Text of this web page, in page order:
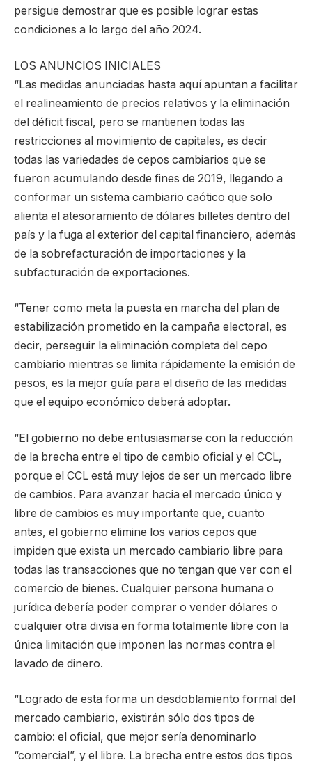
persigue demostrar que es posible lograr estas
condiciones a lo largo del año 2024.
LOS ANUNCIOS INICIALES
“Las medidas anunciadas hasta aquí apuntan a facilitar
el realineamiento de precios relativos y la eliminación
del déficit fiscal, pero se mantienen todas las
restricciones al movimiento de capitales, es decir
todas las variedades de cepos cambiarios que se
fueron acumulando desde fines de 2019, llegando a
conformar un sistema cambiario caótico que solo
alienta el atesoramiento de dólares billetes dentro del
país y la fuga al exterior del capital financiero, además
de la sobrefacturación de importaciones y la
subfacturación de exportaciones.
“Tener como meta la puesta en marcha del plan de
estabilización prometido en la campaña electoral, es
decir, perseguir la eliminación completa del cepo
cambiario mientras se limita rápidamente la emisión de
pesos, es la mejor guía para el diseño de las medidas
que el equipo económico deberá adoptar.
“El gobierno no debe entusiasmarse con la reducción
de la brecha entre el tipo de cambio oficial y el CCL,
porque el CCL está muy lejos de ser un mercado libre
de cambios. Para avanzar hacia el mercado único y
libre de cambios es muy importante que, cuanto
antes, el gobierno elimine los varios cepos que
impiden que exista un mercado cambiario libre para
todas las transacciones que no tengan que ver con el
comercio de bienes. Cualquier persona humana o
jurídica debería poder comprar o vender dólares o
cualquier otra divisa en forma totalmente libre con la
única limitación que imponen las normas contra el
lavado de dinero.
“Logrado de esta forma un desdoblamiento formal del
mercado cambiario, existirán sólo dos tipos de
cambio: el oficial, que mejor sería denominarlo
“comercial”, y el libre. La brecha entre estos dos tipos